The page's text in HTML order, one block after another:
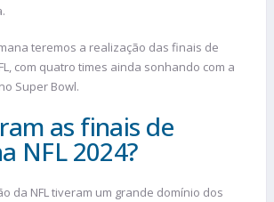
teremos a realização das finais de
com quatro times ainda sonhando com a
Super Bowl.
as finais de
NFL 2024?
da NFL tiveram um grande domínio dos